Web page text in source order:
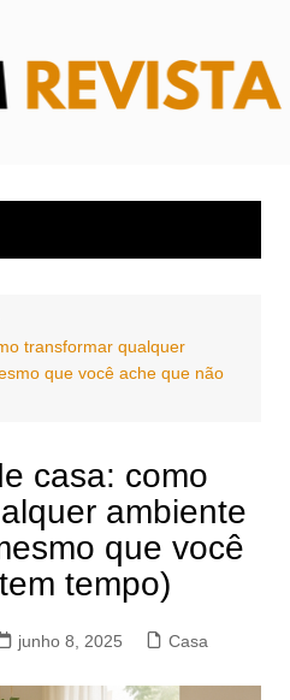
transformar qualquer
que você ache que não
casa: como
ambiente
que você
tempo)
junho 8, 2025 Casa